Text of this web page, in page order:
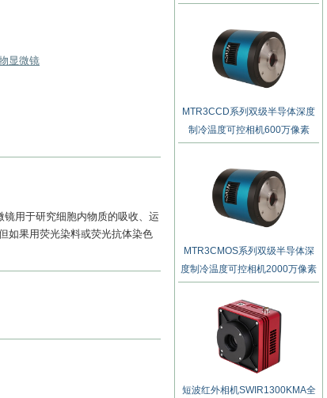
显微镜
用于研究细胞内物质的吸收、运
如果用荧光染料或荧光抗体染色
MTR3CCD系列双级半导体深度
制冷温度可控相机600万像素
MTR3CMOS系列双级半导体深
度制冷温度可控相机2000万像素
短波红外相机SWIR1300KMA全